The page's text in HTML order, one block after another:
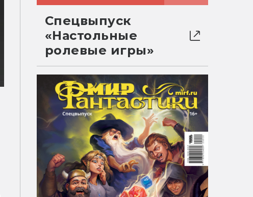
Спецвыпуск
«Настольные
ролевые игры»